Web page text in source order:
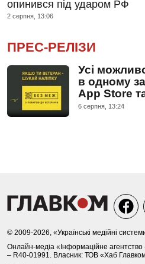
опинився під ударом РФ
2 серпня, 13:06
ПРЕС-РЕЛІЗИ
Усі
в одному
App Store
6 серпня, 13:24
© 2009-2026, «Українські медійні
Онлайн-медіа «Інформаційне агентство
– R40-01991. Власник: ТОВ «Хаб